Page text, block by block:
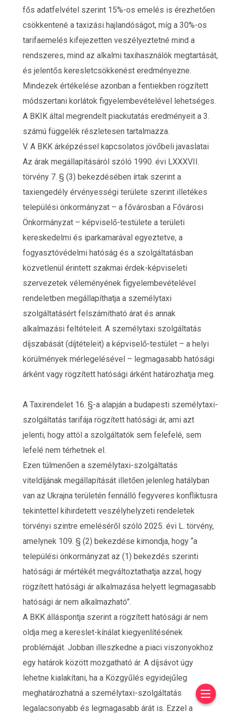
fős adatfelvétel szerint 15%-os emelés is érezhetően
csökkentené a taxizási hajlandóságot, míg a 30%-os
tarifaemelés kifejezetten veszélyeztetné mind a
rendszeres, mind az alkalmi taxihasználók megtartását,
és jelentős keresletcsökkenést eredményezne.
Mindezek értékelése azonban a fentiekben rögzített
módszertani korlátok figyelembevételével lehetséges.
A BKIK által megrendelt piackutatás eredményeit a 3.
számú függelék részletesen tartalmazza.
V. A BKK árképzéssel kapcsolatos jövőbeli javaslatai
Az árak megállapításáról szóló 1990. évi LXXXVII.
törvény 7. § (3) bekezdésében írtak szerint a
taxiengedély érvényességi területe szerint illetékes
települési önkormányzat – a fővárosban a Fővárosi
Önkormányzat – képviselő-testülete a területi
kereskedelmi és iparkamarával egyeztetve, a
fogyasztóvédelmi hatóság és a szolgáltatásban
közvetlenül érintett szakmai érdek-képviseleti
szervezetek véleményének figyelembevételével
rendeletben megállapíthatja a személytaxi
szolgáltatásért felszámítható árat és annak
alkalmazási feltételeit. A személytaxi szolgáltatás
díjszabását (díjtételeit) a képviselő-testület – a helyi
körülmények mérlegelésével – legmagasabb hatósági
árként vagy rögzített hatósági árként határozhatja meg.
A Taxirendelet 16. §-a alapján a budapesti személytaxi-
szolgáltatás tarifája rögzített hatósági ár, ami azt
jelenti, hogy attól a szolgáltatók sem felefelé, sem
lefelé nem térhetnek el.
Ezen túlmenően a személytaxi-szolgáltatás
viteldíjának megállapítását illetően jelenleg hatályban
van az Ukrajna területén fennálló fegyveres konfliktusra
tekintettel kihirdetett veszélyhelyzeti rendeletek
törvényi szintre emeléséről szóló 2025. évi L. törvény,
amelynek 109. § (2) bekezdése kimondja, hogy “a
települési önkormányzat az (1) bekezdés szerinti
hatósági ár mértékét megváltoztathatja azzal, hogy
rögzített hatósági ár alkalmazása helyett legmagasabb
hatósági ár nem alkalmazható”.
A BKK álláspontja szerint a rögzített hatósági ár nem
oldja meg a kereslet-kínálat kiegyenlítésének
problémáját. Jobban illeszkedne a piaci viszonyokhoz
egy határok között mozgatható ár. A díjsávot úgy
lehetne kialakítani, ha a Közgyűlés egyidejűleg
meghatározhatná a személytaxi-szolgáltatás
legalacsonyabb és legmagasabb árát is. Ezzel a